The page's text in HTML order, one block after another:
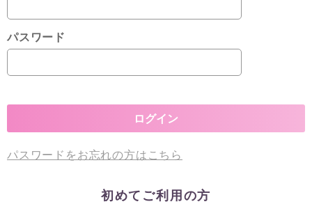
パスワード
パスワードをお忘れの方はこちら
初めてご利用の方